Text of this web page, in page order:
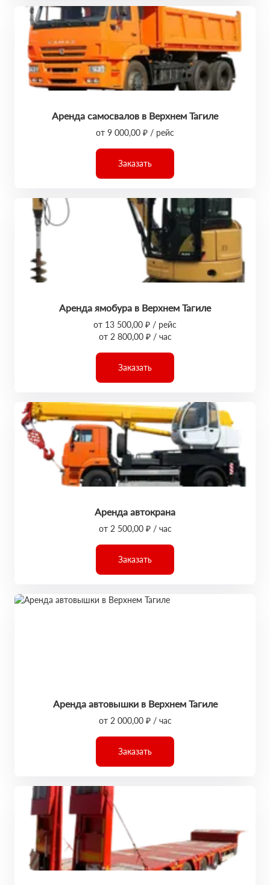
Аренда самосвалов в Верхнем Тагиле
от 9 000,00 ₽ / рейс
Заказать
Аренда ямобура в Верхнем Тагиле
от 13 500,00 ₽ / рейс
от 2 800,00 ₽ / час
Заказать
Аренда автокрана
от 2 500,00 ₽ / час
Заказать
Аренда автовышки в Верхнем Тагиле
от 2 000,00 ₽ / час
Заказать